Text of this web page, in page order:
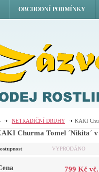
NETRADIČNÍ DRUHY KAKI
Churma Tomel ´Nikita´
VYPRODÁNO
799 Kč
OBCHODNÍ PODMÍNKY